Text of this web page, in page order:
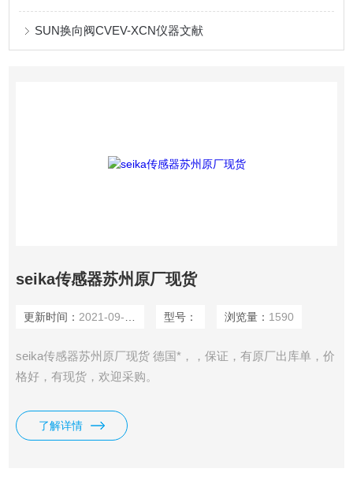
SUN换向阀CVEV-XCN仪器文献
seika传感器苏州原厂现货
更新时间： 2021-09-27 型号： 浏览量： 1590
seika传感器苏州原厂现货 德国*，，保证，有原厂出库单，价
格好，有现货，欢迎采购。
了解详情